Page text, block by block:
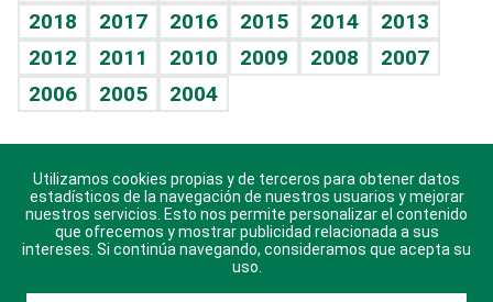
Eñe
Celebrando la vida
Sin complejos
En pocas palabras
Escuchando al corazón
Economía Personal
Crucigramas
2018
2017 2016 2015 2014
2013
2012
2011 2010 2009 2008
2007
2006
2005 2004
Descarga nuestras aplicaciones para Android, iOS y
sistema Huawei.
Utilizamos cookies propias y de terceros para obtener datos
estadísticos de la navegación de nuestros usuarios y mejorar
nuestros servicios. Esto nos permite personalizar el contenido
que ofrecemos y mostrar publicidad relacionada a sus
intereses. Si continúa navegando, consideramos que acepta su
uso.